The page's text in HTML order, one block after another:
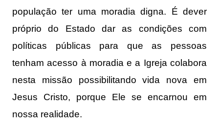
população ter uma moradia digna. É dever
próprio do Estado dar as condições com
políticas públicas para que as pessoas
tenham acesso à moradia e a Igreja colabora
nesta missão possibilitando vida nova em
Jesus Cristo, porque Ele se encarnou em
nossa realidade.